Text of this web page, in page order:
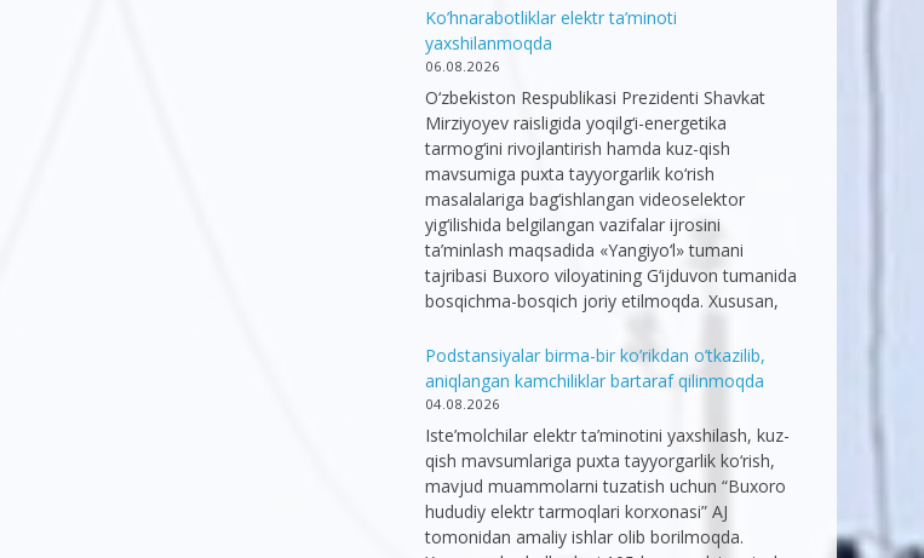
Ko’hnarabotliklar elektr ta’minoti
yaxshilanmoqda
06.08.2026
O‘zbekiston Respublikasi Prezidenti Shavkat
Mirziyoyev raisligida yoqilg‘i-energetika
tarmog‘ini rivojlantirish hamda kuz-qish
mavsumiga puxta tayyorgarlik ko‘rish
masalalariga bag‘ishlangan videoselektor
yig‘ilishida belgilangan vazifalar ijrosini
ta’minlash maqsadida «Yangiyo‘l» tumani
tajribasi Buxoro viloyatining G‘ijduvon tumanida
bosqichma-bosqich joriy etilmoqda. Xususan,
Podstansiyalar birma-bir ko’rikdan o’tkazilib,
aniqlangan kamchiliklar bartaraf qilinmoqda
04.08.2026
Iste’molchilar elektr ta’minotini yaxshilash, kuz-
qish mavsumlariga puxta tayyorgarlik ko‘rish,
mavjud muammolarni tuzatish uchun “Buxoro
hududiy elektr tarmoqlari korxonasi” AJ
tomonidan amaliy ishlar olib borilmoqda.